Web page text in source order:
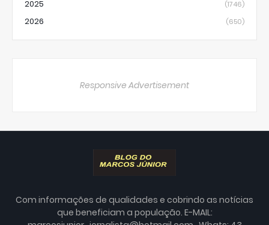
2025 (1746)
2026 (650)
Responsive Advertisement
Com informações de qualidades e cobrindo as notícias
que beneficiam a população. E-MAIL: